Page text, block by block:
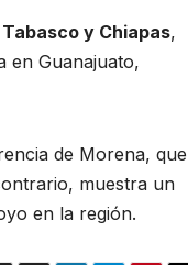
Tabasco y Chiapas,
en Guanajuato,
de Morena, que
muestra un
en la región.